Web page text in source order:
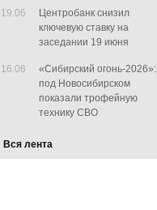
19.06
Центробанк снизил
ключевую ставку на
заседании 19 июня
16.06
«Сибирский огонь-2026»:
под Новосибирском
показали трофейную
технику СВО
Вся лента